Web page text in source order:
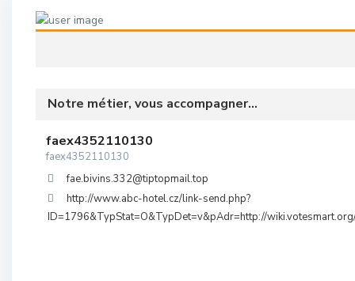
Notre métier, vous accompagner...
faex4352110130
faex4352110130
fae.bivins.332@tiptopmail.top
http://www.abc-hotel.cz/link-send.php?
ID=1796&TypStat=O&TypDet=v&pAdr=http://